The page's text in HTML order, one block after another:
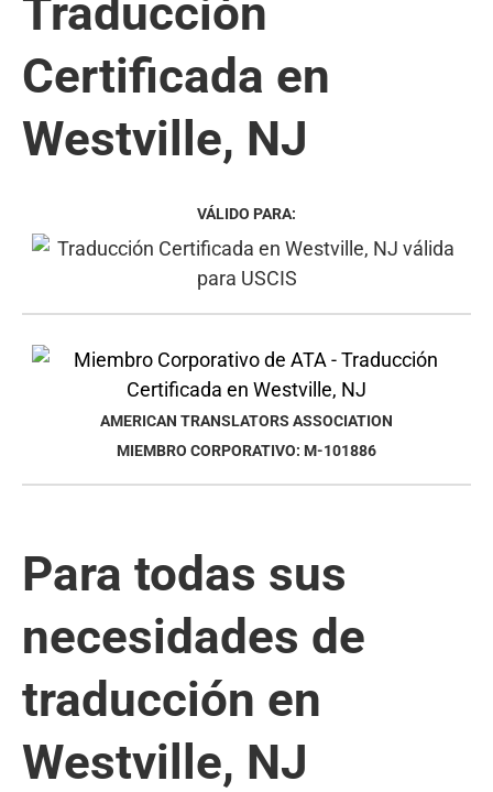
Traducción
Certificada en
Westville, NJ
VÁLIDO PARA:
AMERICAN TRANSLATORS ASSOCIATION
MIEMBRO CORPORATIVO: M-101886
Para todas sus
necesidades de
traducción en
Westville, NJ